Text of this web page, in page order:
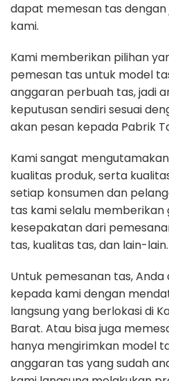
dapat memesan tas
kami.
Kami memberikan pilihan
pemesan tas untuk model
anggaran perbuah tas, jadi
keputusan sendiri sesuai
akan pesan kepada Pabrik
Kami sangat
kualitas produk, serta
setiap konsumen dan
tas kami selalu memberikan
kesepakatan dari
tas, kualitas tas, dan lain-
Untuk pemesanan tas,
kepada kami dengan
langsung yang berlokasi di
Barat. Atau bisa juga
hanya mengirimkan model
anggaran tas yang sudah